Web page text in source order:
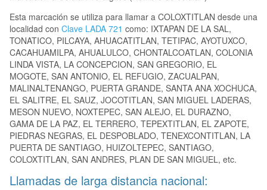
Esta marcación se utiliza para llamar a COLOXTITLAN desde una
localidad con Clave LADA 721 como: IXTAPAN DE LA SAL,
TONATICO, PILCAYA, AHUACATITLAN, TETIPAC, AYOTUXCO,
CACAHUAMILPA, AHUALULCO, CHONTALCOATLAN, COLONIA
LINDA VISTA, LA CONCEPCION, SAN GREGORIO, EL
MOGOTE, SAN ANTONIO, EL REFUGIO, ZACUALPAN,
MALINALTENANGO, PUERTA GRANDE, SANTA ANA XOCHUCA,
EL SALITRE, EL SAUZ, JOCOTITLAN, SAN MIGUEL LADERAS,
MESON NUEVO, NOXTEPEC, SAN ALEJO, EL DURAZNO,
GAMA DE LA PAZ, EL TERRERO, TEPEXTITLAN, EL ZAPOTE,
PIEDRAS NEGRAS, EL DESPOBLADO, TENEXCONTITLAN, LA
PUERTA DE SANTIAGO, HUIZOLTEPEC, SANTIAGO,
COLOXTITLAN, SAN ANDRES, PLAN DE SAN MIGUEL, etc.
Llamadas de larga distancia nacional: